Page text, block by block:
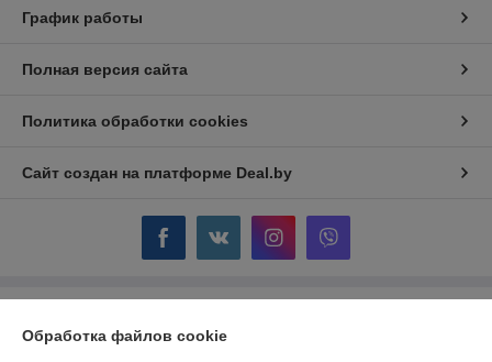
График работы
Полная версия сайта
Политика обработки cookies
Сайт создан на платформе Deal.by
Обработка файлов cookie